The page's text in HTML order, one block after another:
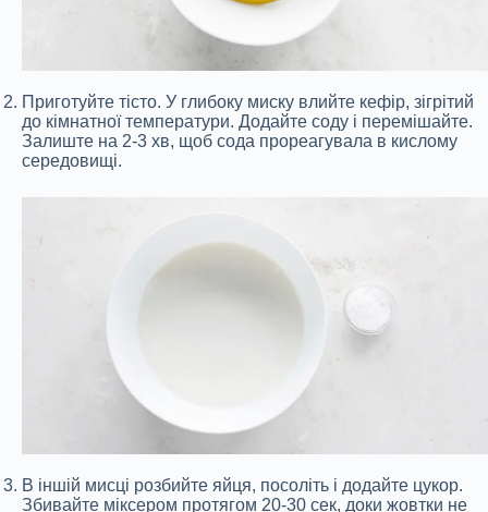
Приготуйте тісто. У глибоку миску влийте кефір, зігрітий
до кімнатної температури. Додайте соду і перемішайте.
Залиште на 2-3 хв, щоб сода прореагувала в кислому
середовищі.
В іншій мисці розбийте яйця, посоліть і додайте цукор.
Збивайте міксером протягом 20-30 сек, доки жовтки не